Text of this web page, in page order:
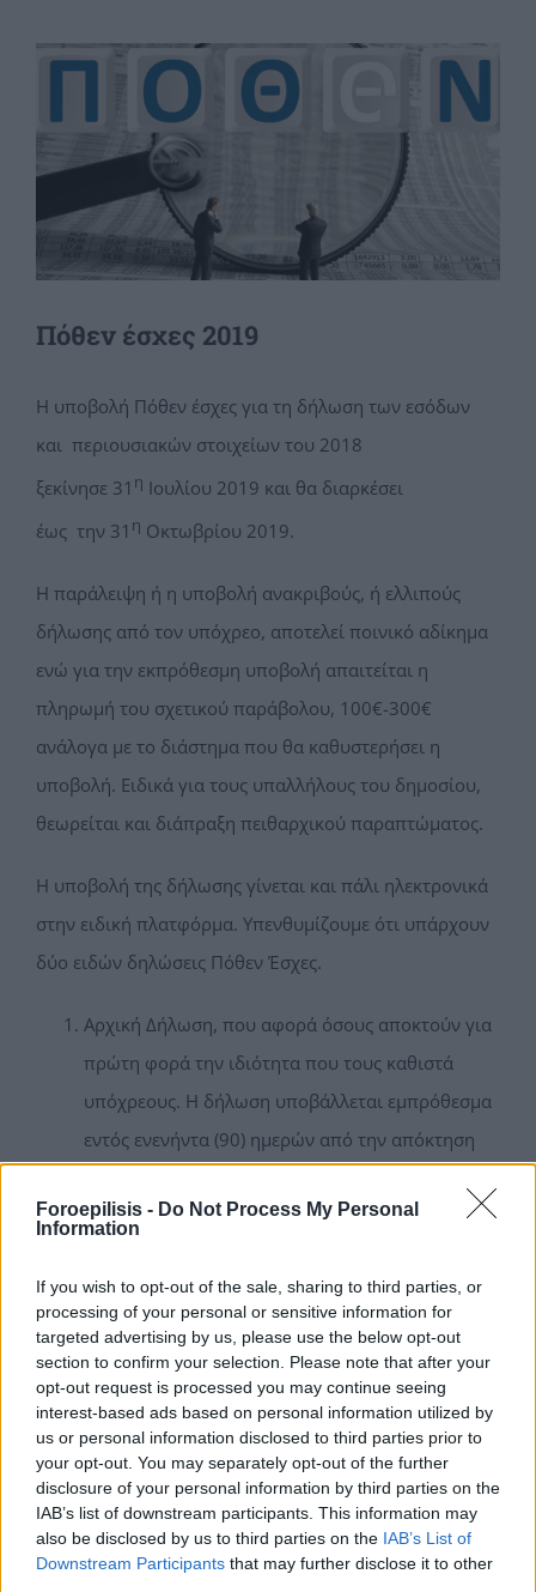
Foroepilisis - Do Not Process My Personal
Information
If you wish to opt-out of the sale, sharing to third parties, or
processing of your personal or sensitive information for
targeted advertising by us, please use the below opt-out
section to confirm your selection. Please note that after your
opt-out request is processed you may continue seeing
interest-based ads based on personal information utilized by
us or personal information disclosed to third parties prior to
your opt-out. You may separately opt-out of the further
disclosure of your personal information by third parties on the
IAB’s list of downstream participants. This information may
also be disclosed by us to third parties on the IAB’s List of
Downstream Participants that may further disclose it to other
View
Image
Πόθεν έσχες 2019
Η υποβολή Πόθεν έσχες για τη δήλωση των εσόδων
και περιουσιακών στοιχείων του 2018
ξεκίνησε 31 η Ιουλίου 2019 και θα διαρκέσει
έως την 31 η Οκτωβρίου 2019.
Η παράλειψη ή η υποβολή ανακριβούς, ή ελλιπούς
δήλωσης από τον υπόχρεο, αποτελεί ποινικό αδίκημα
ενώ για την εκπρόθεσμη υποβολή απαιτείται η
πληρωμή του σχετικού παράβολου, 100€-300€
ανάλογα με το διάστημα που θα καθυστερήσει η
υποβολή. Ειδικά για τους υπαλλήλους του δημοσίου,
θεωρείται και διάπραξη πειθαρχικού παραπτώματος.
Η υποβολή της δήλωσης γίνεται και πάλι ηλεκτρονικά
στην ειδική πλατφόρμα. Υπενθυμίζουμε ότι υπάρχουν
δύο ειδών δηλώσεις Πόθεν Έσχες.
Αρχική Δήλωση, που αφορά όσους αποκτούν για
πρώτη φορά την ιδιότητα που τους καθιστά
υπόχρεους. Η δήλωση υποβάλλεται εμπρόθεσμα
εντός ενενήντα (90) ημερών από την απόκτηση
περιουσιακά τους στοιχεία κατά την ημερομηνία
Ετήσια Δήλωση 2019, που αφορά όσους ήταν
υπόχρεοι εντός του ελεγχόμενου έτους (δηλαδή
το 2018) και απέκτησαν, κατείχαν ή απώλεσαν
την ιδιότητά τους
Σε περίπτωση που η ιδιότητα με την οποία
εμφανίζεται ο υπόχρεος είναι εσφαλμένη, υπάρχει
δυνατότητα κατά την συμπλήρωση της Δήλωσης
Περιουσιακής Κατάστασης να διορθωθεί. Όλες οι